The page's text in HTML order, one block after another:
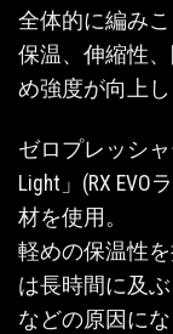
全体的に編み
保温、伸縮性
め強度が向上し
ゼロプレッシャ
Light」(RX
材を使用。
軽めの保温性
は長時間に及
などの原因に